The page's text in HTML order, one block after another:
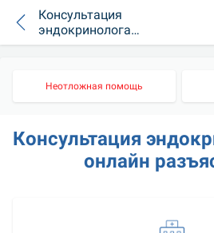
Консультация
эндокринолога
через онлайн
Неотложная помощь
Консультация
онлайн